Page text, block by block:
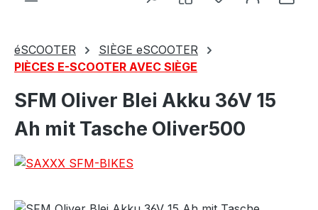
éSCOOTER
SIÈGE eSCOOTER
PIÈCES E-SCOOTER AVEC SIÈGE
SFM Oliver Blei Akku 36V 15
Ah mit Tasche Oliver500